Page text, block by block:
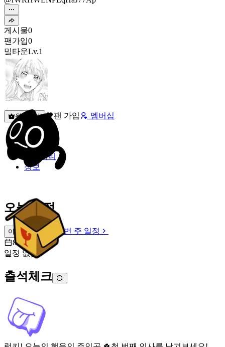
게시물0
팬가입0
밐타운Lv.1
원픽선택 팬 가입 멤버십
밐타운
피드
커뮤니티
정보
오늘 일정
이번 주 일정
이번 주 일정
8월 7일 [금]
일정 없음
출석체크